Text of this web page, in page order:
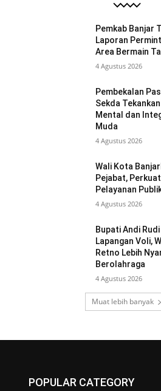
Pemkab Banjar
Laporan
Area Bermain
4 Agustus 2026
Pembekalan
Sekda
Mental dan
Muda
4 Agustus 2026
Wali Kota
Pejabat,
Pelayanan
4 Agustus 2026
Bupati Andi
Lapangan Voli,
Retno Lebih
Berolahraga
4 Agustus 2026
Muat lebih banyak
POPULAR CATEGORY